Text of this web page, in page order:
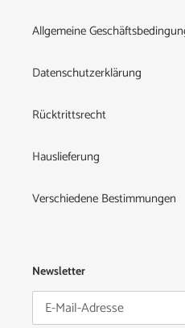
Allgemeine
Datenschutzerklärung
Rücktrittsrecht
Hauslieferung
Verschiedene Bestimmungen
Newsletter